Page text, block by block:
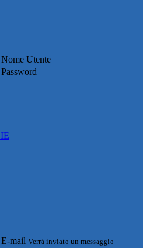
Nome Utente
Password
E-mail Verrà inviato un messaggio